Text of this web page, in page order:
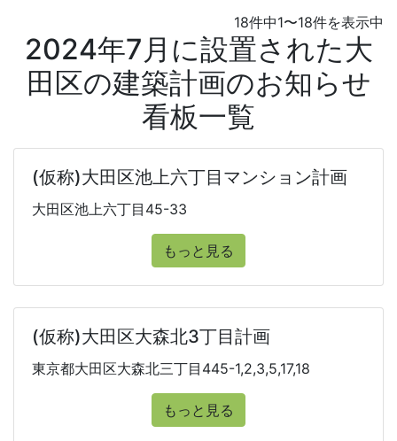
18件中1〜18件を表示中
2024年7月に設置された大
田区の建築計画のお知らせ
看板一覧
(仮称)大田区池上六丁目マンション計画
大田区池上六丁目45-33
もっと見る
(仮称)大田区大森北3丁目計画
東京都大田区大森北三丁目445-1,2,3,5,17,18
もっと見る